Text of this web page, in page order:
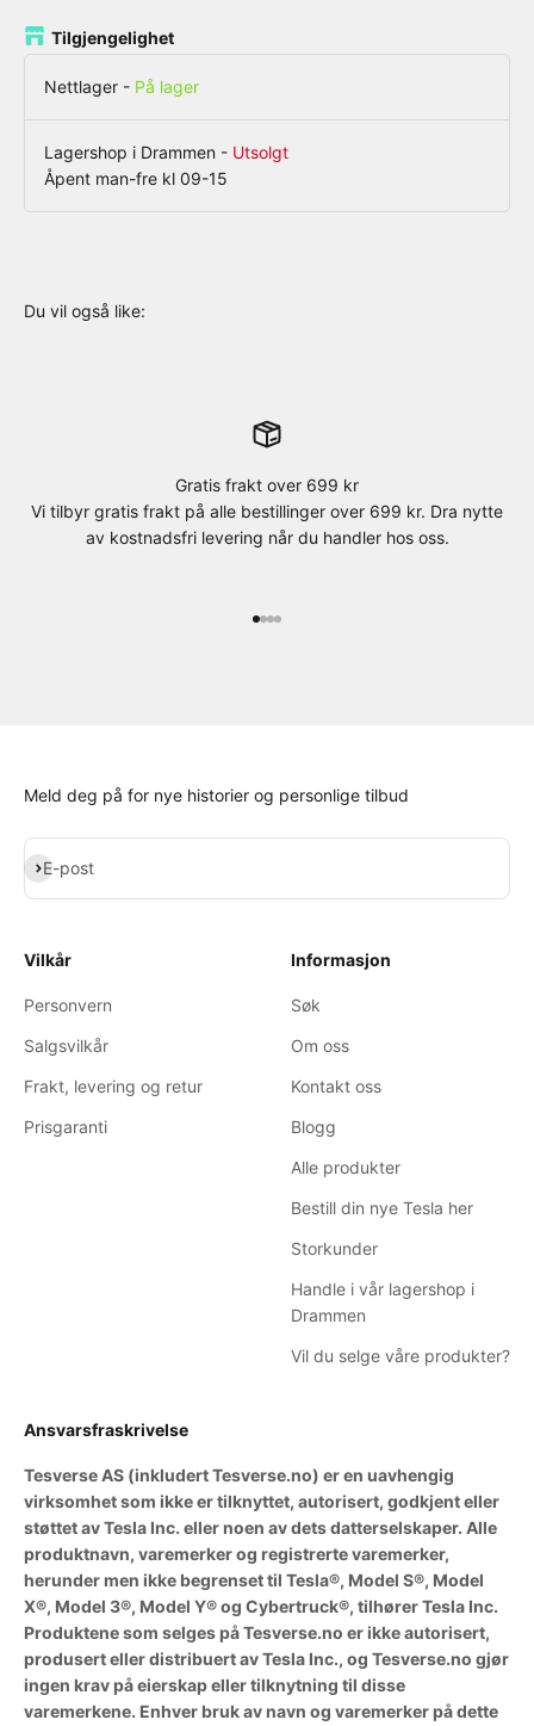
Tilgjengelighet
Nettlager - På lager
Lagershop i Drammen - Utsolgt
Åpent man-fre kl 09-15
Gratis frakt over 699 kr
Vi tilbyr gratis frakt på alle bestillinger over 699 kr. Dra nytte
av kostnadsfri levering når du handler hos oss.
Meld deg på for nye historier og personlige tilbud
E-post
Abonner
Vilkår
Personvern
Salgsvilkår
Frakt, levering og retur
Prisgaranti
Informasjon
Søk
Om oss
Kontakt oss
Blogg
Alle produkter
Bestill din nye Tesla her
Storkunder
Handle i vår lagershop i
Drammen
Vil du selge våre produkter?
Ansvarsfraskrivelse
Tesverse AS (inkludert Tesverse.no) er en uavhengig
virksomhet som ikke er tilknyttet, autorisert, godkjent eller
støttet av Tesla Inc. eller noen av dets datterselskaper. Alle
produktnavn, varemerker og registrerte varemerker,
herunder men ikke begrenset til Tesla®, Model S®, Model
X®, Model 3®, Model Y® og Cybertruck®, tilhører Tesla Inc.
Produktene som selges på Tesverse.no er ikke autorisert,
produsert eller distribuert av Tesla Inc., og Tesverse.no gjør
ingen krav på eierskap eller tilknytning til disse
varemerkene. Enhver bruk av navn og varemerker på dette